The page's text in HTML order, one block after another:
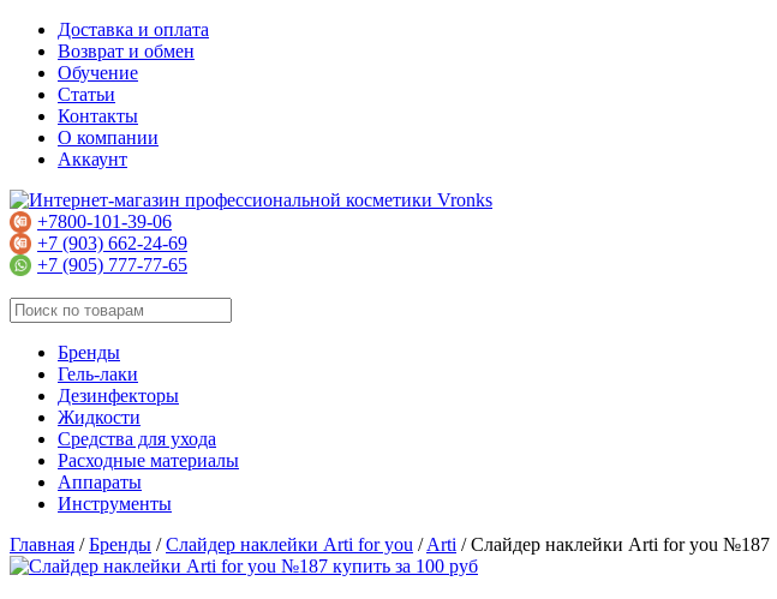
Доставка и оплата
Возврат и обмен
Обучение
Статьи
Контакты
О компании
Аккаунт
+7800-101-39-06
+7 (903) 662-24-69
+7 (905) 777-77-65
Бренды
Гель-лаки
Дезинфекторы
Жидкости
Средства для ухода
Расходные материалы
Аппараты
Инструменты
Главная /Бренды /Слайдер наклейки Arti for you /Arti /Слайдер наклейки Arti for you №187